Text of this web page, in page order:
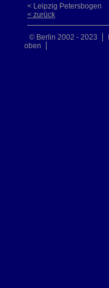
< Leipzig Petersbogen
< zurück
© Berlin 2002 - 2023
oben